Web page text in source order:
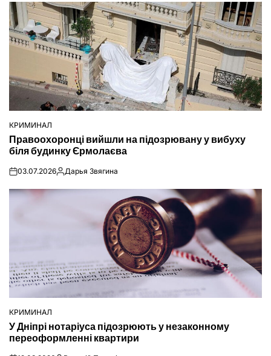
ОПУБЛІКУВАТИ
КРИМИНАЛ
Правоохоронці вийшли на підозрювану у вибуху
біля будинку Єрмолаєва
on03.07.2026Опубліковано
Дарья Звягина
ОПУБЛІКУВАТИ
У
КРИМИНАЛ
У Дніпрі нотаріуса підозрюють у незаконному
переоформленні квартири